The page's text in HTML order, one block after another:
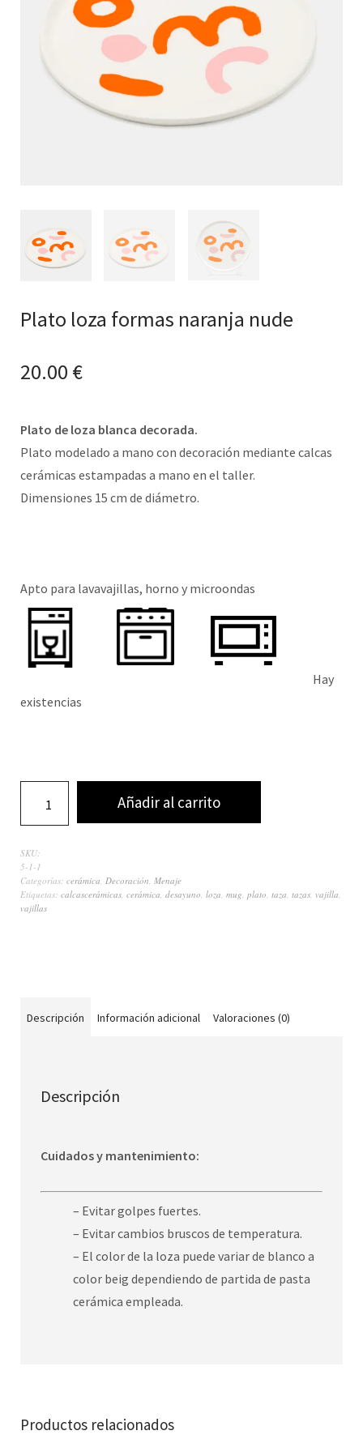
Plato loza formas naranja nude
20.00 €
Plato de loza blanca decorada.
Plato modelado a mano con decoración mediante calcas
cerámicas estampadas a mano en el taller.
Dimensiones 15 cm de diámetro.
Apto para lavavajillas, horno y microondas
Hay
existencias
Añadir al carrito
SKU:
5-1-1
Categorías: cerámica Decoración Menaje
Etiquetas: calcascerámicas cerámica desayuno loza mug plato taza tazas vajilla
vajillas
Descripción Información adicional Valoraciones (0)
Descripción
Cuidados y mantenimiento:
– Evitar golpes fuertes.
– Evitar cambios bruscos de temperatura.
– El color de la loza puede variar de blanco a
color beig dependiendo de partida de pasta
cerámica empleada.
Productos relacionados